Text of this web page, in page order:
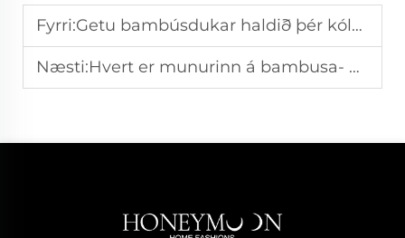
Fyrri:Getu bambúsdukar haldið þér kólnaðum og þrocknum?
Næsti:Hvert er munurinn á bambusa- og bómullarlakanum?